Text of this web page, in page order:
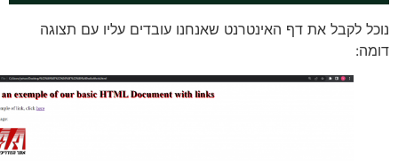
לקבל את דף האינטרנט שאנחנו עובדים עליו עם תצוגה